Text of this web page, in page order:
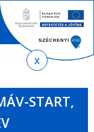
EN HU
űrlap
START,